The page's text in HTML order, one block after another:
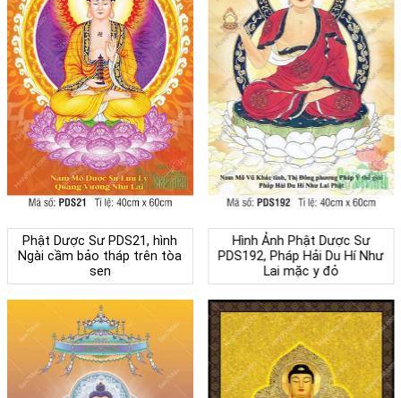
Phật Dược Sư PDS21, hình
Ngài cầm bảo tháp trên tòa
sen
Hình Ảnh Phật Dược Sư
PDS192, Pháp Hải Du Hí Như
Lai mặc y đỏ